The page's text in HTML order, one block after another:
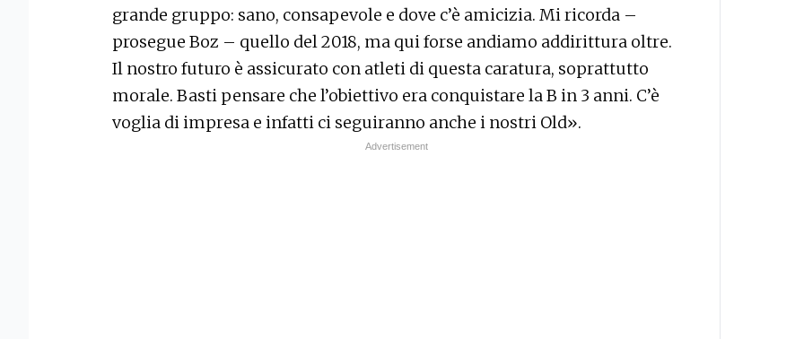
grande gruppo: sano, consapevole e dove c’è amicizia. Mi ricorda –
prosegue Boz – quello del 2018, ma qui forse andiamo addirittura oltre.
Il nostro futuro è assicurato con atleti di questa caratura, soprattutto
morale. Basti pensare che l’obiettivo era conquistare la B in 3 anni. C’è
voglia di impresa e infatti ci seguiranno anche i nostri Old».